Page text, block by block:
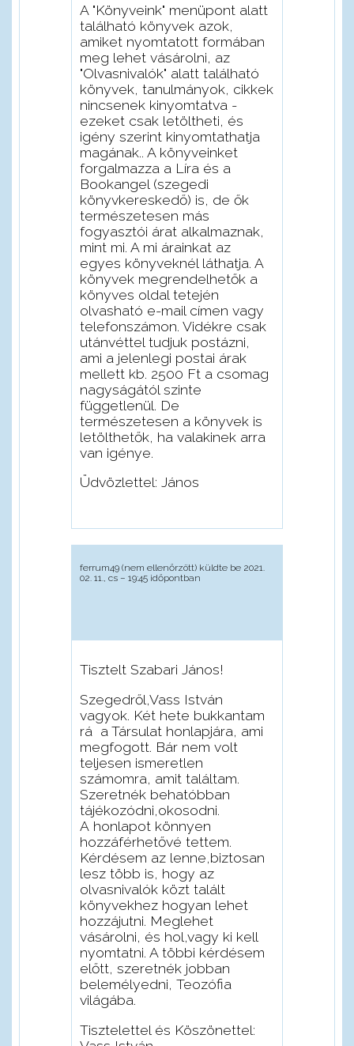
A "Könyveink" menüpont alatt
található könyvek azok,
amiket nyomtatott formában
meg lehet vásárolni, az
"Olvasnivalók" alatt található
könyvek, tanulmányok, cikkek
nincsenek kinyomtatva -
ezeket csak letöltheti, és
igény szerint kinyomtathatja
magának.. A könyveinket
forgalmazza a Líra és a
Bookangel (szegedi
könyvkereskedő) is, de ők
természetesen más
fogyasztói árat alkalmaznak,
mint mi. A mi árainkat az
egyes könyveknél láthatja. A
könyvek megrendelhetők a
könyves oldal tetején
olvasható e-mail címen vagy
telefonszámon. Vidékre csak
utánvéttel tudjuk postázni,
ami a jelenlegi postai árak
mellett kb. 2500 Ft a csomag
nagyságától szinte
függetlenül. De
természetesen a könyvek is
letölthetők, ha valakinek arra
van igénye.
Üdvözlettel: János
ferrum49 (nem ellenőrzött)küldte be 2021.
02. 11., cs – 19:45 időpontban
Tisztelt Szabari János!
Szegedről,Vass István
vagyok. Két hete bukkantam
rá a Társulat honlapjára, ami
megfogott. Bár nem volt
teljesen ismeretlen
számomra, amit találtam.
Szeretnék behatóbban
tájékozódni,okosodni.
A honlapot könnyen
hozzáférhetővé tettem.
Kérdésem az lenne,biztosan
lesz több is, hogy az
olvasnivalók közt talált
könyvekhez hogyan lehet
hozzájutni. Meglehet
vásárolni, és hol,vagy ki kell
nyomtatni. A többi kérdésem
előtt, szeretnék jobban
belemélyedni, Teozófia
világába.
Tisztelettel és Köszönettel: